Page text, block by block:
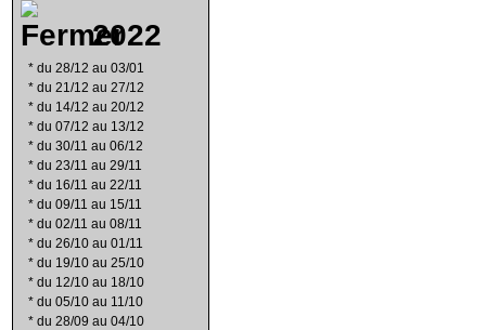
2022
* du 28/12 au 03/01
* du 21/12 au 27/12
* du 14/12 au 20/12
* du 07/12 au 13/12
* du 30/11 au 06/12
* du 23/11 au 29/11
* du 16/11 au 22/11
* du 09/11 au 15/11
* du 02/11 au 08/11
* du 26/10 au 01/11
* du 19/10 au 25/10
* du 12/10 au 18/10
* du 05/10 au 11/10
* du 28/09 au 04/10